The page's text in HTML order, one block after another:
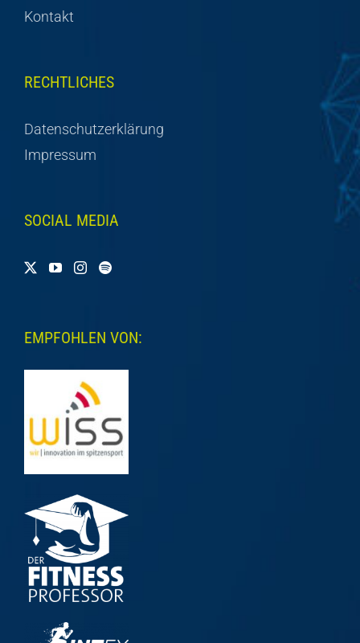
Kontakt
RECHTLICHES
Datenschutzerklärung
Impressum
SOCIAL MEDIA
EMPFOHLEN VON: